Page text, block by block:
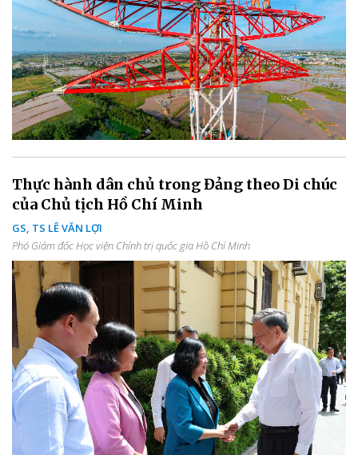
Thực hành dân chủ trong Đảng theo Di chúc
của Chủ tịch Hồ Chí Minh
GS, TS LÊ VĂN LỢI
Phó Giám đốc Học viện Chính trị quốc gia Hồ Chí Minh